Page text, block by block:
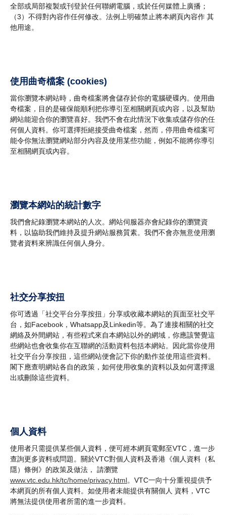
全部或局部複製或刊登於任何聯網電腦，或於任何媒體上廣播；
（3）不得對內容作任何修改。法例上明確禁止將本網頁內容作 其
他用途。
使用曲奇檔案 (cookies)
當你瀏覽本網站時，曲奇檔案將會儲存於你的電腦硬碟內。使用曲
奇檔案，目的是確保能順利把你導引至相關網頁或內容，以及幫助
網站能迎合你的瀏覽喜好。我們不會在此情況下收集或儲存你的任
何個人資料。你可選擇拒絕接受曲奇檔案，然而，停用曲奇檔案可
能令你無法瀏覽網站部分內容及使用某些功能，例如不能將你導引
至相關網頁或內容。
瀏覽本網站的統計數字
我們會紀錄瀏覽本網站的人次。網站伺服器亦會紀錄你的瀏覽資
料，以協助我們維持及提升網站服務質素。我們不會亦無意使用瀏
覽者資料來辨識任何個人身分。
社交分享按扭
你可透過「社交平台分享按扭」分享或收藏本網站的頁面至社交平
台，如Facebook，Whatsapp及Linkedin等。為了連接相關的社交
網絡及外間網站，有些程式來自本網站以外的網域，你應該警覺這
些網站也會收集你在互聯網的活動資料包括本網站。因此當你使用
社交平台分享按扭，這些網站便會記下你的動作並使用這些資料。
閣下應查明網站各自的政策，如何使用收集的資料以及如何選擇退
出或刪除這些資料。
個人資料
使用者只需提供某些個人資料，便可經本網頁電郵至VTC，進一步
查詢更多資料或問題。關於VTC對個人資料及香港《個人資料（私
隱）條例》的政策及做法， 請瀏覽
www.vtc.edu.hk/tc/home/privacy.html。VTC一向十分重視提供予
本網頁的所有個人資料。如使用者未能提供有關個人 資料，VTC
將無法提供使用者所需的進一步資料。